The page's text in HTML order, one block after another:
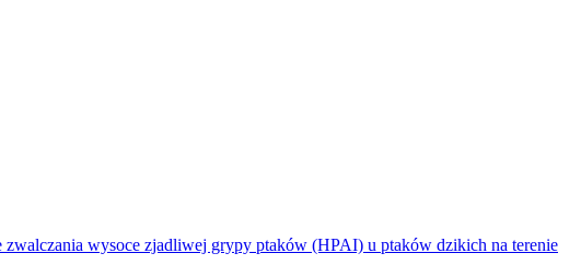
wysoce zjadliwej grypy ptaków (HPAI) u ptaków dzikich na terenie